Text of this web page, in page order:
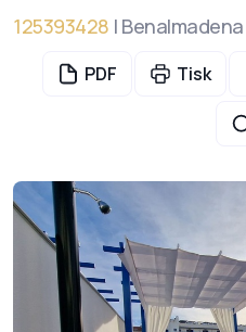
125393428 | Benalmadena
PDF Tisk